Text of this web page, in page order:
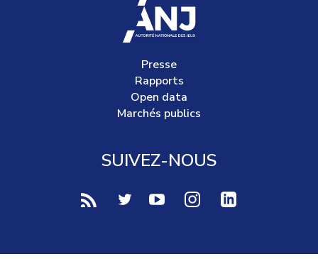
accueil
Presse
Rapports
Open data
Marchés publics
SUIVEZ-NOUS
voir notre page rss (Nouvelle fenêtre)
voir notre page twitter (Nouvelle
voir notre page youtube-play
voir notre page